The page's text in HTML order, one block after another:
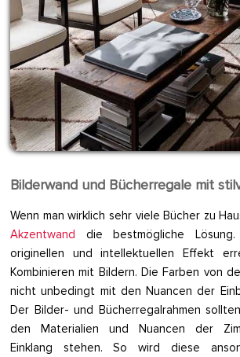
Bilderwand und Bücherregale mit
Wenn man wirklich sehr viele Bücher zu
Akzentwand die bestmögliche
originellen und intellektuellen Effekt
Kombinieren mit Bildern. Die Farben von
nicht unbedingt mit den Nuancen der
Der Bilder- und Bücherregalrahmen
den Materialien und Nuancen der
Einklang stehen. So wird diese